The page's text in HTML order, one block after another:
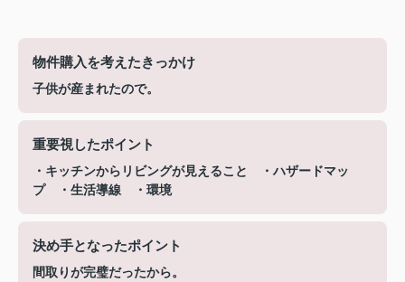
物件購入を考えたきっかけ
子供が産まれたので。
重要視したポイント
・キッチンからリビングが見えること ・ハザードマッ
プ ・生活導線 ・環境
決め手となったポイント
間取りが完璧だったから。